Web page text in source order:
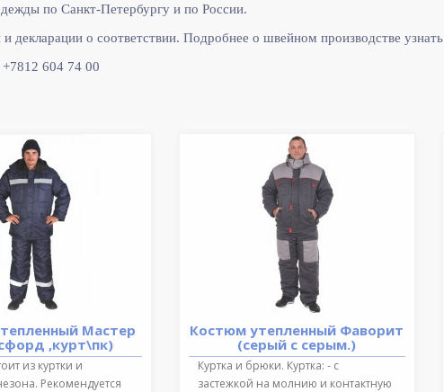
по Санкт-Петербургу и по России.
декларации о соответствии. Подробнее о швейном производстве узнать
604 74 00
Мастер
,курт\пк)
из куртки и
Рекомендуется
Костюм утепленный Фаворит
(серый с серым.)
Куртка и брюки. Куртка: - с
застежкой на молнию и контактную